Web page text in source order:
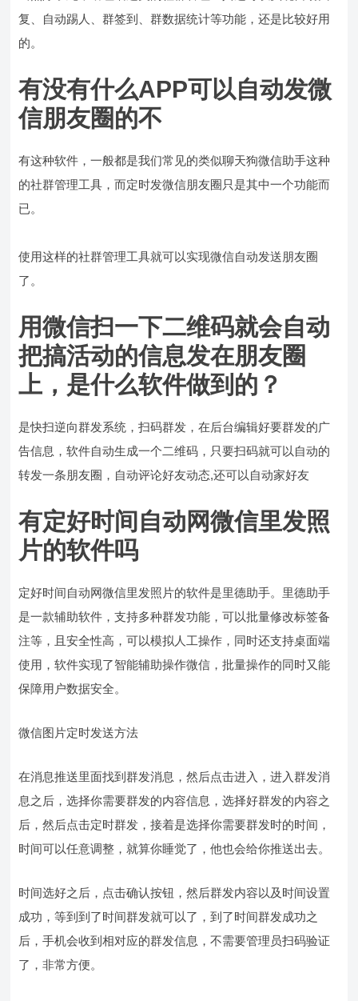
复、自动踢人、群签到、群数据统计等功能，还是比较好用
的。
有没有什么APP可以自动发微
信朋友圈的不
有这种软件，一般都是我们常见的类似聊天狗微信助手这种
的社群管理工具，而定时发微信朋友圈只是其中一个功能而
已。
使用这样的社群管理工具就可以实现微信自动发送朋友圈
了。
用微信扫一下二维码就会自动
把搞活动的信息发在朋友圈
上，是什么软件做到的？
是快扫逆向群发系统，扫码群发，在后台编辑好要群发的广
告信息，软件自动生成一个二维码，只要扫码就可以自动的
转发一条朋友圈，自动评论好友动态,还可以自动家好友
有定好时间自动网微信里发照
片的软件吗
定好时间自动网微信里发照片的软件是里德助手。里德助手
是一款辅助软件，支持多种群发功能，可以批量修改标签备
注等，且安全性高，可以模拟人工操作，同时还支持桌面端
使用，软件实现了智能辅助操作微信，批量操作的同时又能
保障用户数据安全。
微信图片定时发送方法
在消息推送里面找到群发消息，然后点击进入，进入群发消
息之后，选择你需要群发的内容信息，选择好群发的内容之
后，然后点击定时群发，接着是选择你需要群发时的时间，
时间可以任意调整，就算你睡觉了，他也会给你推送出去。
时间选好之后，点击确认按钮，然后群发内容以及时间设置
成功，等到到了时间群发就可以了，到了时间群发成功之
后，手机会收到相对应的群发信息，不需要管理员扫码验证
了，非常方便。